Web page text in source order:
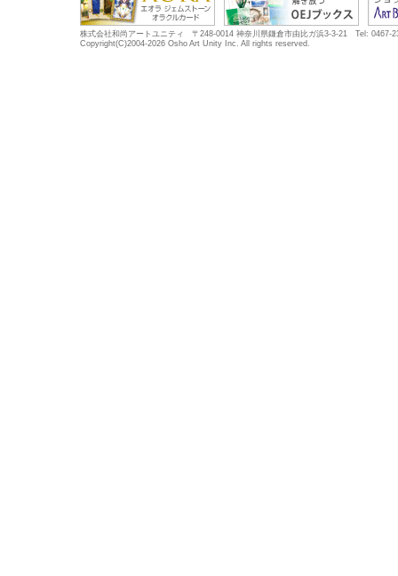
株式会社和尚アートユニティ 〒248-0014 神奈川県鎌倉市由比ガ浜3-3-21 Tel: 0467-
Copyright(C)2004-2026 Osho Art Unity Inc. All rights reserved.